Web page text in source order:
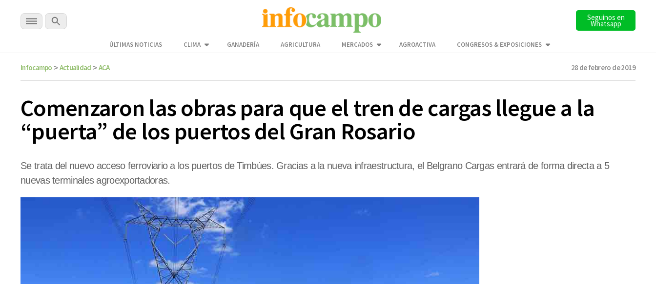
Seguinos en
Whatsapp
ÚLTIMAS NOTICIAS CLIMA GANADERÍA AGRICULTURA MERCADOS AGROACTIVA CONGRESOS & EXPOSICIONES
Infocampo > Actualidad > ACA 28 de febrero de 2019
Comenzaron las obras para que el tren de cargas llegue a la
“puerta” de los puertos del Gran Rosario
Se trata del nuevo acceso ferroviario a los puertos de Timbúes. Gracias a la nueva infraestructura, el Belgrano Cargas entrará de forma directa a 5
nuevas terminales agroexportadoras.